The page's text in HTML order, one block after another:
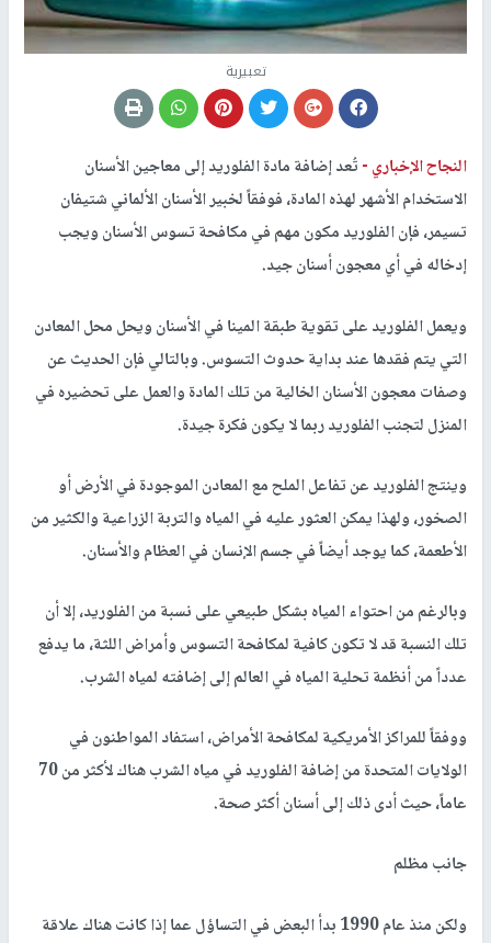
تعبيرية
النجاح الإخباري -تُعد إضافة مادة الفلوريد إلى معاجين الأسنان
الاستخدام الأشهر لهذه المادة، فوفقاً لخبير الأسنان الألماني شتيفان
تسيمر، فإن الفلوريد مكون مهم في مكافحة تسوس الأسنان ويجب
إدخاله في أي معجون أسنان جيد.
ويعمل الفلوريد على تقوية طبقة المينا في الأسنان ويحل محل المعادن
التي يتم فقدها عند بداية حدوث التسوس. وبالتالي فإن الحديث عن
وصفات معجون الأسنان الخالية من تلك المادة والعمل على تحضيره في
المنزل لتجنب الفلوريد ربما لا يكون فكرة جيدة.
وينتج الفلوريد عن تفاعل الملح مع المعادن الموجودة في الأرض أو
الصخور، ولهذا يمكن العثور عليه في المياه والتربة الزراعية والكثير من
الأطعمة، كما يوجد أيضاً في جسم الإنسان في العظام والأسنان.
وبالرغم من احتواء المياه بشكل طبيعي على نسبة من الفلوريد، إلا أن
تلك النسبة قد لا تكون كافية لمكافحة التسوس وأمراض اللثة، ما يدفع
عدداً من أنظمة تحلية المياه في العالم إلى إضافته لمياه الشرب.
ووفقاً للمراكز الأمريكية لمكافحة الأمراض، استفاد المواطنون في
الولايات المتحدة من إضافة الفلوريد في مياه الشرب هناك لأكثر من 70
عاماً، حيث أدى ذلك إلى أسنان أكثر صحة.
جانب مظلم
ولكن منذ عام 1990 بدأ البعض في التساؤل عما إذا كانت هناك علاقة